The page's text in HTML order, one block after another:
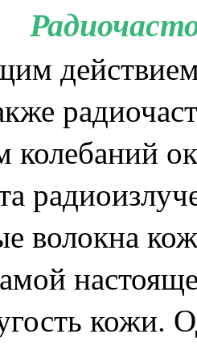
колебаний
волокна
кожи.